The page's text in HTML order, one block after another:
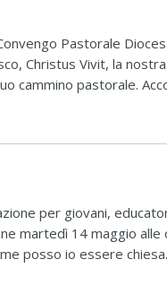
Pastorale
Christus Vivit, la
cammino pastorale.
per giovani,
martedì 14 maggio alle
posso io essere